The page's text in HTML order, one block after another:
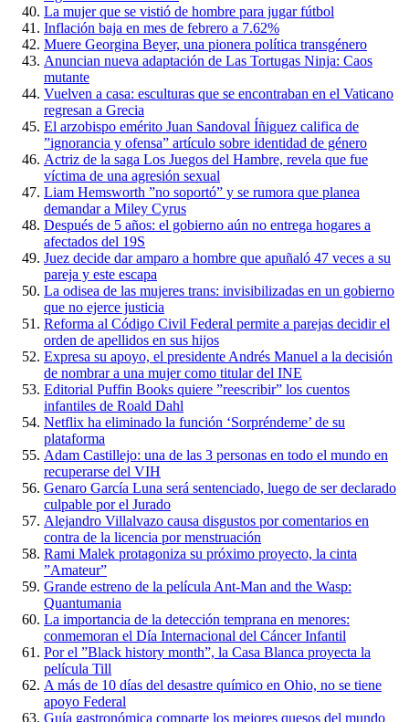
La mujer que se vistió de hombre para jugar fútbol
Inflación baja en mes de febrero a 7.62%
Muere Georgina Beyer, una pionera política transgénero
Anuncian nueva adaptación de Las Tortugas Ninja: Caos
mutante
Vuelven a casa: esculturas que se encontraban en el Vaticano
regresan a Grecia
El arzobispo emérito Juan Sandoval Íñiguez califica de
”ignorancia y ofensa” artículo sobre identidad de género
Actriz de la saga Los Juegos del Hambre, revela que fue
víctima de una agresión sexual
Liam Hemsworth ”no soportó” y se rumora que planea
demandar a Miley Cyrus
Después de 5 años: el gobierno aún no entrega hogares a
afectados del 19S
Juez decide dar amparo a hombre que apuñaló 47 veces a su
pareja y este escapa
La odisea de las mujeres trans: invisibilizadas en un gobierno
que no ejerce justicia
Reforma al Código Civil Federal permite a parejas decidir el
orden de apellidos en sus hijos
Expresa su apoyo, el presidente Andrés Manuel a la decisión
de nombrar a una mujer como titular del INE
Editorial Puffin Books quiere ”reescribir” los cuentos
infantiles de Roald Dahl
Netflix ha eliminado la función ‘Sorpréndeme’ de su
plataforma
Adam Castillejo: una de las 3 personas en todo el mundo en
recuperarse del VIH
Genaro García Luna será sentenciado, luego de ser declarado
culpable por el Jurado
Alejandro Villalvazo causa disgustos por comentarios en
contra de la licencia por menstruación
Rami Malek protagoniza su próximo proyecto, la cinta
”Amateur”
Grande estreno de la película Ant-Man and the Wasp:
Quantumania
La importancia de la detección temprana en menores:
conmemoran el Día Internacional del Cáncer Infantil
Por el ”Black history month”, la Casa Blanca proyecta la
película Till
A más de 10 días del desastre químico en Ohio, no se tiene
apoyo Federal
Guía gastronómica comparte los mejores quesos del mundo